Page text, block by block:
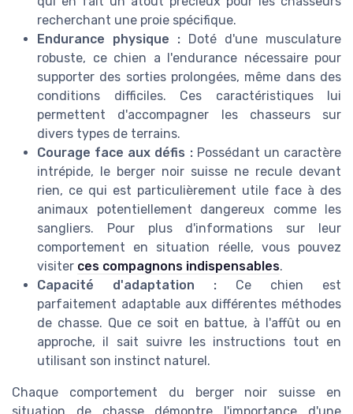
recherchant une proie spécifique.
Endurance physique : Doté d'une musculature
robuste, ce chien a l'endurance nécessaire pour
supporter des sorties prolongées, même dans des
conditions difficiles. Ces caractéristiques lui
permettent d'accompagner les chasseurs sur
divers types de terrains.
Courage face aux défis :Possédant un caractère
intrépide, le berger noir suisse ne recule devant
rien, ce qui est particulièrement utile face à des
animaux potentiellement dangereux comme les
sangliers. Pour plus d'informations sur leur
comportement en situation réelle, vous pouvez
visiter ces compagnons indispensables.
Capacité d'adaptation : Ce chien est
parfaitement adaptable aux différentes méthodes
de chasse. Que ce soit en battue, à l'affût ou en
approche, il sait suivre les instructions tout en
utilisant son instinct naturel.
Chaque comportement du berger noir suisse en